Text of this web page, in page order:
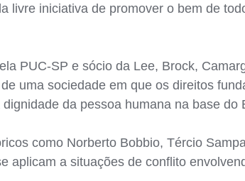
livre iniciativa de promover o bem de
PUC-SP e sócio da Lee, Brock,
uma sociedade em que os direitos
da pessoa humana na base do
como Norberto Bobbio, Tércio
aplicam a situações de conflito